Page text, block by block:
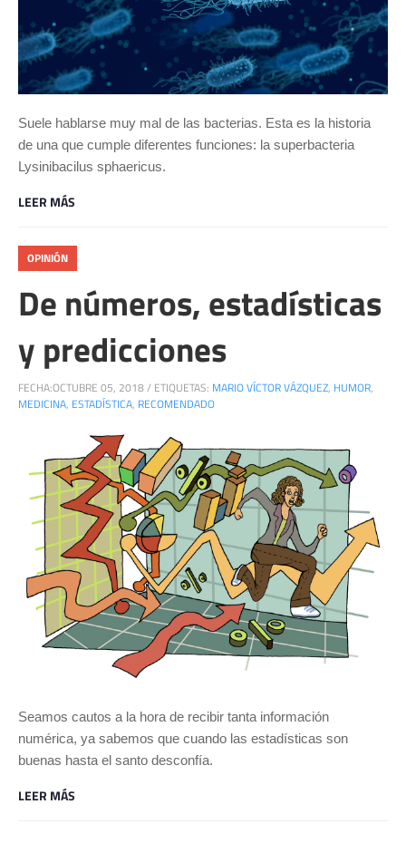
Suele hablarse muy mal de las bacterias. Esta es la historia
de una que cumple diferentes funciones: la superbacteria
Lysinibacilus sphaericus.
LEER MÁS
OPINIÓN
De números, estadísticas
y predicciones
FECHA:OCTUBRE 05, 2018/ ETIQUETAS: MARIO VÍCTOR VÁZQUEZ, HUMOR,
MEDICINA, ESTADÍSTICA, RECOMENDADO
Seamos cautos a la hora de recibir tanta información
numérica, ya sabemos que cuando las estadísticas son
buenas hasta el santo desconfía.
LEER MÁS